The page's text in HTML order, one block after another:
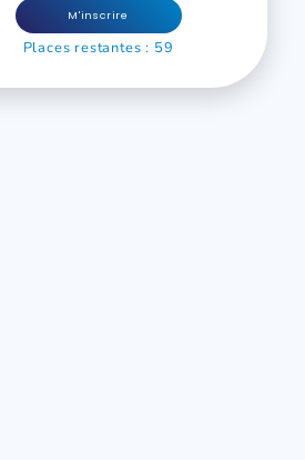
M'inscrire
Places restantes : 59